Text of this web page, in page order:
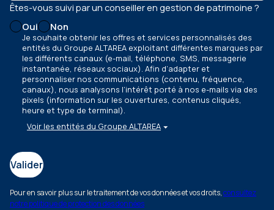
Êtes-vous suivi par un conseiller en gestion de patrimoine ?
Oui
Non
Je souhaite obtenir les offres et services personnalisés des
entités du Groupe ALTAREA exploitant différentes marques par
les différents canaux (e-mail, téléphone, SMS, messagerie
instantanée, réseaux sociaux). Afin d’adapter et
personnaliser nos communications (contenu, fréquence,
canaux), nous analysons l’intérêt porté à nos e-mails via des
pixels (information sur les ouvertures, contenus cliqués,
heure et type de terminal).
Voir les entités du Groupe ALTAREA
Valider
Pour en savoir plus sur le traitement de vos données et vos droits,consultez
notre politique de protection des données